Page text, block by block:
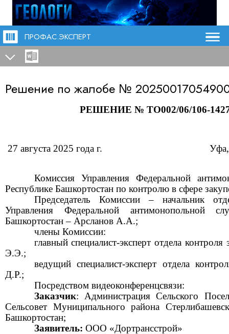
ПРОФАС.ЭКСПЕРТ
Решение по жалобе №
РЕШЕНИЕ № ТО002/06/106-
27 августа 2025 года г.
Комиссия Управления Федеральной
Республике Башкортостан по контролю в сфере
Председатель Комиссии – начальник
Управления Федеральной антимонопольной
Башкортостан – Арсланов А.А.;
члены Комиссии:
главный специалист-эксперт отдела
Э.Э.;
ведущий специалист-эксперт отдела
Д.Р.;
Посредством видеоконференцсвязи:
Заказчик: Администрация Сельского
Сельсовет Муниципального района
Башкортостан;
Заявитель: ООО «Дортрансстрой»